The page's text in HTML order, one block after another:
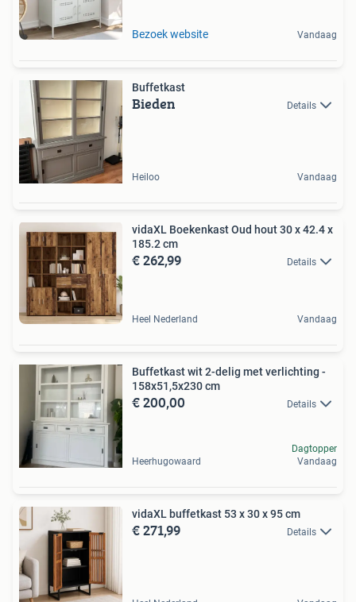
Bezoek website Vandaag
Buffetkast
Bieden Details
Heiloo Vandaag
vidaXL Boekenkast Oud hout 30 x 42.4 x
185.2 cm
€ 262,99 Details
Heel Nederland Vandaag
Buffetkast wit 2-delig met verlichting -
158x51,5x230 cm
€ 200,00 Details
Heerhugowaard
Dagtopper
Vandaag
vidaXL buffetkast 53 x 30 x 95 cm
€ 271,99 Details